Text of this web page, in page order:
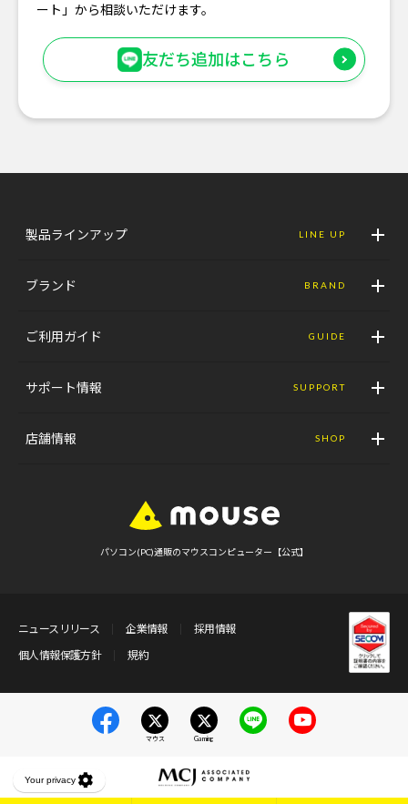
ート」から相談いただけます。
友だち追加はこちら
製品ラインアップ LINE UP
ブランド BRAND
ご利用ガイド GUIDE
サポート情報 SUPPORT
店舗情報 SHOP
パソコン(PC)通販のマウスコンピューター【公式】
ニュースリリース 企業情報
採用情報
個人情報保護方針
規約
マウス Gaming